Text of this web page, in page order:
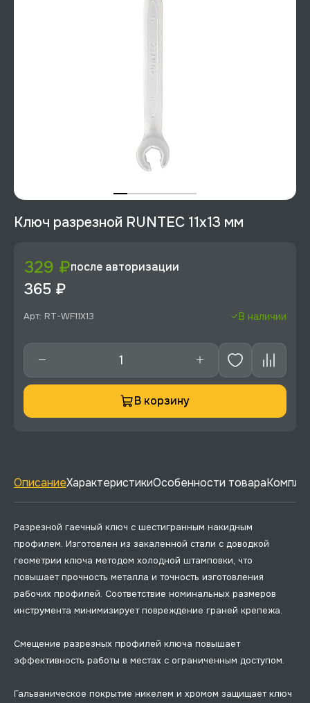
Ключ разрезной RUNTEC 11x13 мм
329 ₽после авторизации
365 ₽
Арт: RT-WF11X13 В наличии
В корзину
ОписаниеХарактеристикиОсобенности товара
Разрезной гаечный ключ с шестигранным накидным
профилем. Изготовлен из закаленной стали с доводкой
геометрии ключа методом холодной штамповки, что
повышает прочность металла и точность изготовления
рабочих профилей. Соответствие номинальных размеров
инструмента минимизирует повреждение граней крепежа.
Смещение разрезных профилей ключа повышает
эффективность работы в местах с ограниченным доступом.
Гальваническое покрытие никелем и хромом защищает ключ